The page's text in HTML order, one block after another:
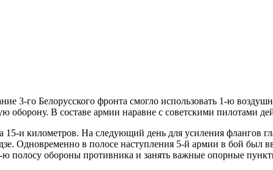
3-го Белорусского фронта смогло использовать 1-ю
оборону. В составе армии наравне с советскими пилотами
и километров. На следующий день для усиления флангов
Одновременно в полосе наступления 5-й армии в бой был
полосу обороны противника и занять важные опорные